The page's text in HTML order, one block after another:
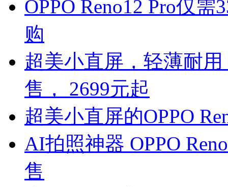
OPPO Reno12 Pro仅
购
超美小直屏，轻薄耐用
售， 2699元起
超美小直屏的OPPO
AI拍照神器 OPPO
售